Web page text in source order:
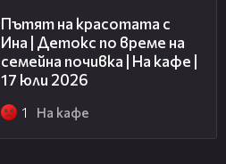
Пътят на красотата с
Ина | Детокс по време на
семейна почивка | На кафе |
17 юли 2026
1 На кафе